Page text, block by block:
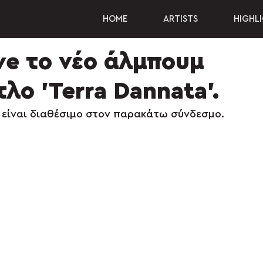
HOME ARTISTS
το νέο άλμπουμ
'Terra Dannata'.
διαθέσιμο στον παρακάτω σύνδεσμο.